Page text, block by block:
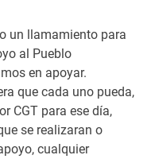
un llamamiento para
al Pueblo
en apoyar.
que cada uno pueda,
CGT para ese día,
se realizaran o
cualquier